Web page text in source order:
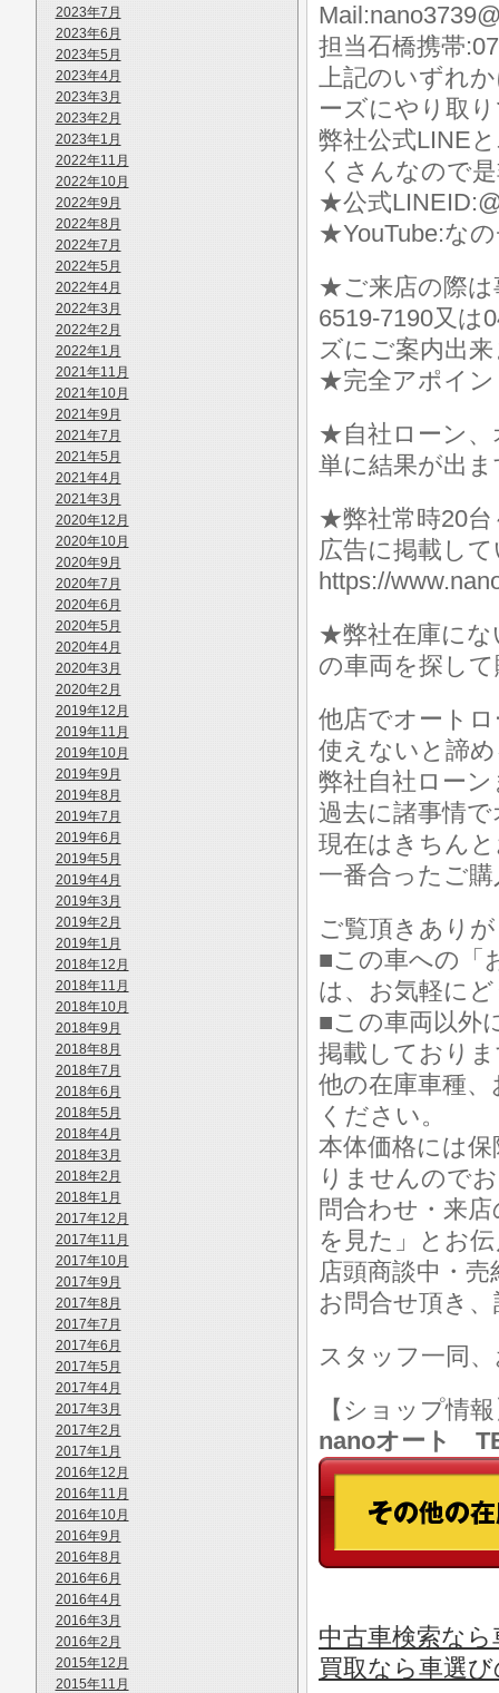
2023年7月
2023年6月
2023年5月
2023年4月
2023年3月
2023年2月
2023年1月
2022年11月
2022年10月
2022年9月
2022年8月
2022年7月
2022年5月
2022年4月
2022年3月
2022年2月
2022年1月
2021年11月
2021年10月
2021年9月
2021年7月
2021年5月
2021年4月
2021年3月
2020年12月
2020年10月
2020年9月
2020年7月
2020年6月
2020年5月
2020年4月
2020年3月
2020年2月
2019年12月
2019年11月
2019年10月
2019年9月
2019年8月
2019年7月
2019年6月
2019年5月
2019年4月
2019年3月
2019年2月
2019年1月
2018年12月
2018年11月
2018年10月
2018年9月
2018年8月
2018年7月
2018年6月
2018年5月
2018年4月
2018年3月
2018年2月
2018年1月
2017年12月
2017年11月
2017年10月
2017年9月
2017年8月
2017年7月
2017年6月
2017年5月
2017年4月
2017年3月
2017年2月
2017年1月
2016年12月
2016年11月
2016年10月
2016年9月
2016年8月
2016年6月
2016年4月
2016年3月
2016年2月
2015年12月
2015年11月
担当石橋携帯
上記のいずれ
ーズにやり取
弊社公式LINE
くさんなので
★公式
★YouTube:な
★ご来店の際は
6519-7190又は
ズにご案内出
★完全アポイ
★自社ローン、
単に結果が出
★弊社常時20台
広告に掲載し
https://
★弊社在庫にな
の車両を探し
他店でオート
使えないと諦
弊社自社ロー
過去に諸事情
現在はきちん
一番合ったご
ご覧頂きあり
■この車への「
は、お気軽に
■この車両以外
掲載しており
他の在庫車種
ください。
本体価格には
りませんので
問合わせ・来
を見た」とお
店頭商談中・
お問合せ頂き
スタッフ一同
【ショップ情
nanoオート
中古車検索な
買取なら車選